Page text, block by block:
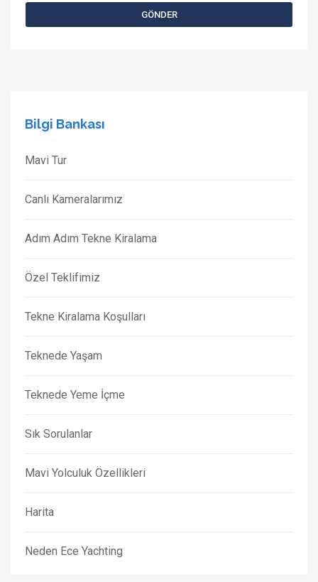
Bilgi Bankası
Mavi Tur
Canlı Kameralarımız
Adım Adım Tekne Kiralama
Özel Teklifimiz
Tekne Kiralama Koşulları
Teknede Yaşam
Teknede Yeme İçme
Sık Sorulanlar
Mavi Yolculuk Özellikleri
Harita
Neden Ece Yachting